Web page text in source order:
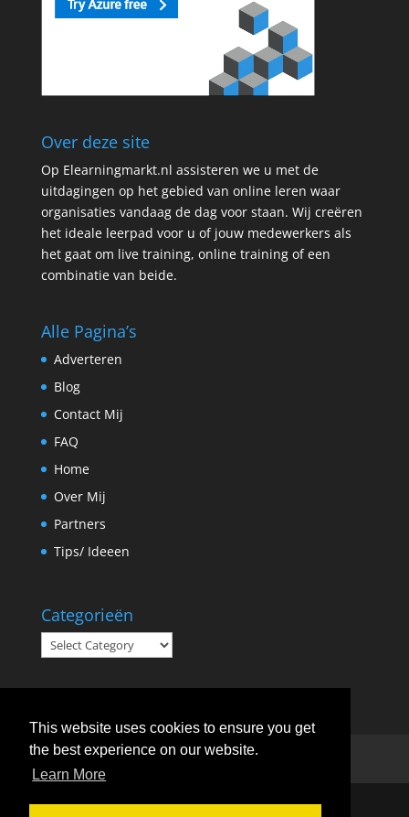
This website uses cookies to ensure you get
the best experience on our website.
Learn More
Over deze site
Op Elearningmarkt.nl assisteren we u met de
uitdagingen op het gebied van online leren waar
organisaties vandaag de dag voor staan. Wij creëren
het ideale leerpad voor u of jouw medewerkers als
het gaat om live training, online training of een
combinatie van beide.
Alle Pagina’s
Adverteren
Blog
Contact Mij
FAQ
Home
Over Mij
Partners
Tips/ Ideeen
Categorieën
Categorieën
FAQ Tips/ Ideeen